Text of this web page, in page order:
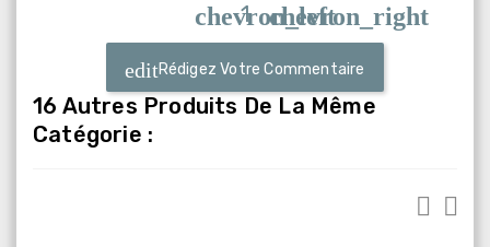
chevron_left
1 chevron_right
Rédigez Votre Commentaire
16 Autres Produits De La Même
Catégorie :